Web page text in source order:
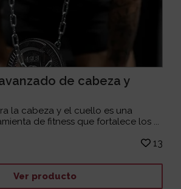
de cabeza y
la cabeza y el cuello es una
de fitness que fortalece los ...
13
Ver producto